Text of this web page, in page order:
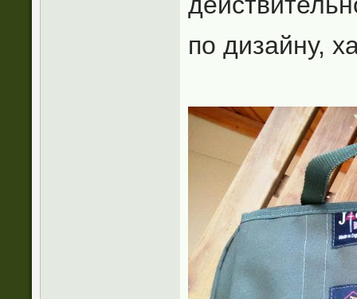
по дизайну,